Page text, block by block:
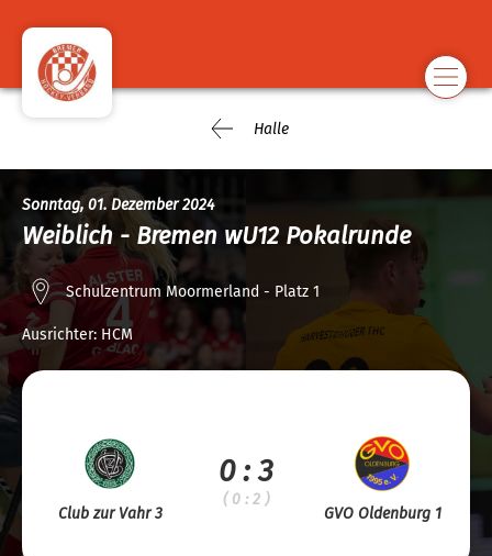
Halle
Sonntag, 01. Dezember 2024
Weiblich - Bremen wU12 Pokalrunde
Schulzentrum Moormerland - Platz 1
Ausrichter: HCM
Club zur Vahr 3
0 : 3
( 0 : 2 )
GVO Oldenburg 1